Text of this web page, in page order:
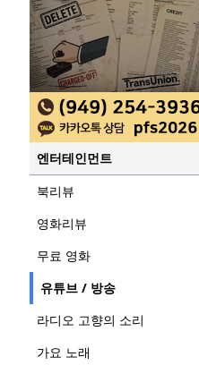
엔터테인먼트
북리뷰
영화리뷰
무료 영화
유튜브 / 방송
라디오 고향의 소리
가요 노래